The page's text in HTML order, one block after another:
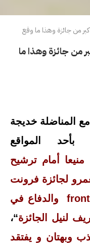
من جائزة وهذا ما وقع
من جائزة وهذا ما
المناضلة خديجة
المواقع
أمام ترشيح
لجائزة فرونت
لاين دفندرز front line defenders والدفاع في
لنيل الجائزة“،
وبهتان و يفتقد